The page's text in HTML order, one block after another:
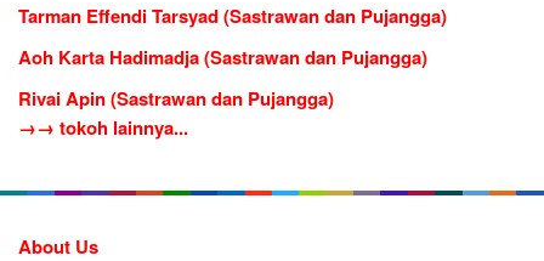
Tarman Effendi Tarsyad (Sastrawan dan Pujangga)
Aoh Karta Hadimadja (Sastrawan dan Pujangga)
Rivai Apin (Sastrawan dan Pujangga)
→→ tokoh lainnya...
About Us